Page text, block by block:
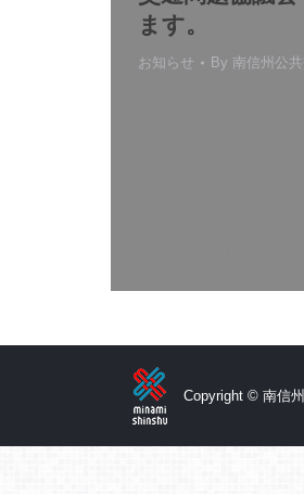
ます。
お知らせ By 南信州公
Copyright © 南信